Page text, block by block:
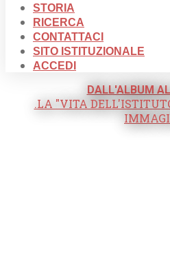
STORIA
RICERCA
CONTATTACI
SITO ISTITUZIONALE
ACCEDI
DALL'ALBUM
.LA "VITA